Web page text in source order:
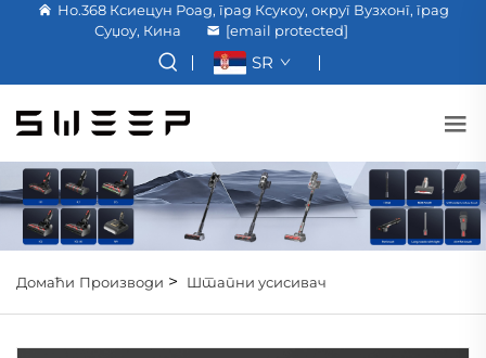
Но.368 Ксиецун Роад, град Ксукоу, округ Вузхонг, град
Суџоу, Кина
[email protected]
SR
Домаћи Производи > Штапни усисивач